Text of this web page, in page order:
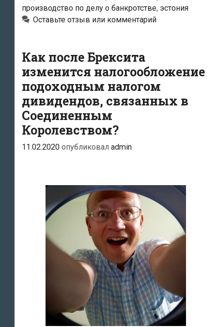
после
уплаты
производство по делу о банкротстве, эстония
Оставьте отзыв или комментарий
Как после Брексита
изменится налогообложение
подоходным налогом
дивидендов, связанных в
Соединенным
Королевством?
11.02.2020 опубликовал admin